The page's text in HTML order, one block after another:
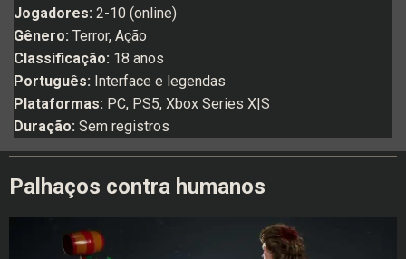
Jogadores: 2-10 (online)
Gênero: Terror, Ação
Classificação: 18 anos
Português: Interface e legendas
Plataformas: PC, PS5, Xbox Series X|S
Duração: Sem registros
Palhaços contra humanos